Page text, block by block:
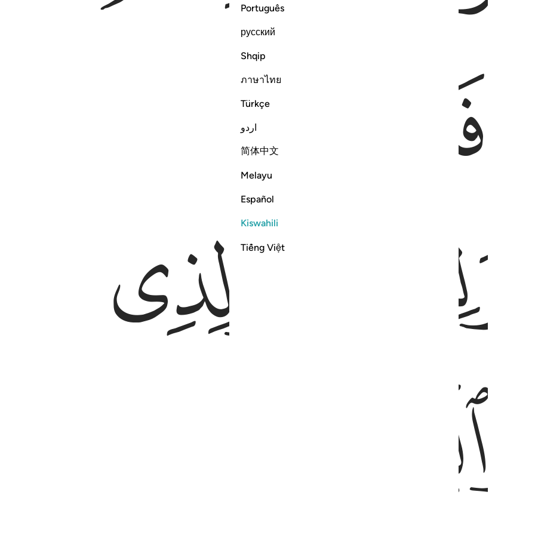
Português
русский
Shqip
ภาษาไทย
Türkçe
اردو
简体中文
Melayu
Español
Kiswahili
Tiếng Việt
ﱇ
ﱊﱋ
ﱍ